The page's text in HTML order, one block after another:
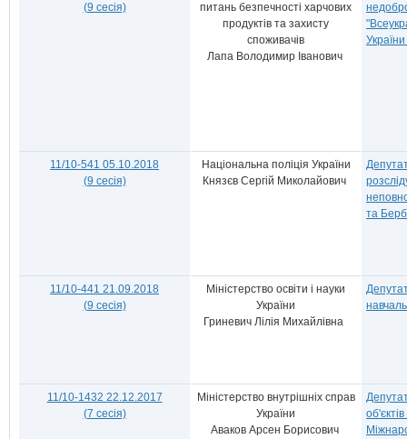
(9 сесія)
питань безпечності харчових
продуктів та захисту
споживачів
Лапа Володимир Іванович
11/10-541 05.10.2018
(9 сесія)
Національна поліція України
Князєв Сергій Миколайович
та
11/10-441 21.09.2018
(9 сесія)
Міністерство освіти і науки
України
Гриневич Лілія Михайлівна
11/10-1432 22.12.2017
(7 сесія)
Міністерство внутрішніх справ
України
Аваков Арсен Борисович